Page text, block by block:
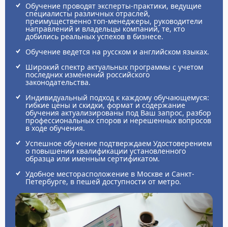
Обучение проводят эксперты-практики, ведущие
специалисты различных отраслей,
преимущественно топ-менеджеры, руководители
направлений и владельцы компаний, те, кто
добились реальных успехов в бизнесе.
Обучение ведется на русском и английском языках.
Широкий спектр актуальных программы с учетом
последних изменений российского
законодательства.
Индивидуальный подход к каждому обучающемуся:
гибкие цены и скидки, формат и содержание
обучения актуализированы под Ваш запрос, разбор
профессиональных споров и нерешенных вопросов
в ходе обучения.
Успешное обучение подтверждаем Удостоверением
о повышении квалификации установленного
образца или именным сертификатом.
Удобное месторасположение в Москве и Санкт-
Петербурге, в пешей доступности от метро.